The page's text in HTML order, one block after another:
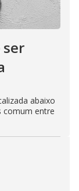
abaixo
comum entre